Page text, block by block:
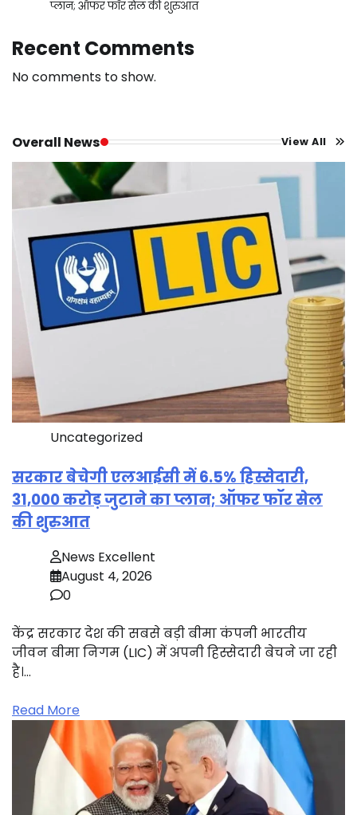
प्लान; ऑफर फॉर सेल की शुरुआत
Recent Comments
No comments to show.
Overall News View All
Uncategorized
सरकार बेचेगी एलआईसी में 6.5% हिस्सेदारी,
31,000 करोड़ जुटाने का प्लान; ऑफर फॉर सेल
की शुरुआत
News Excellent
August 4, 2026
0
केंद्र सरकार देश की सबसे बड़ी बीमा कंपनी भारतीय
जीवन बीमा निगम (LIC) में अपनी हिस्सेदारी बेचने जा रही
है।…
Read More